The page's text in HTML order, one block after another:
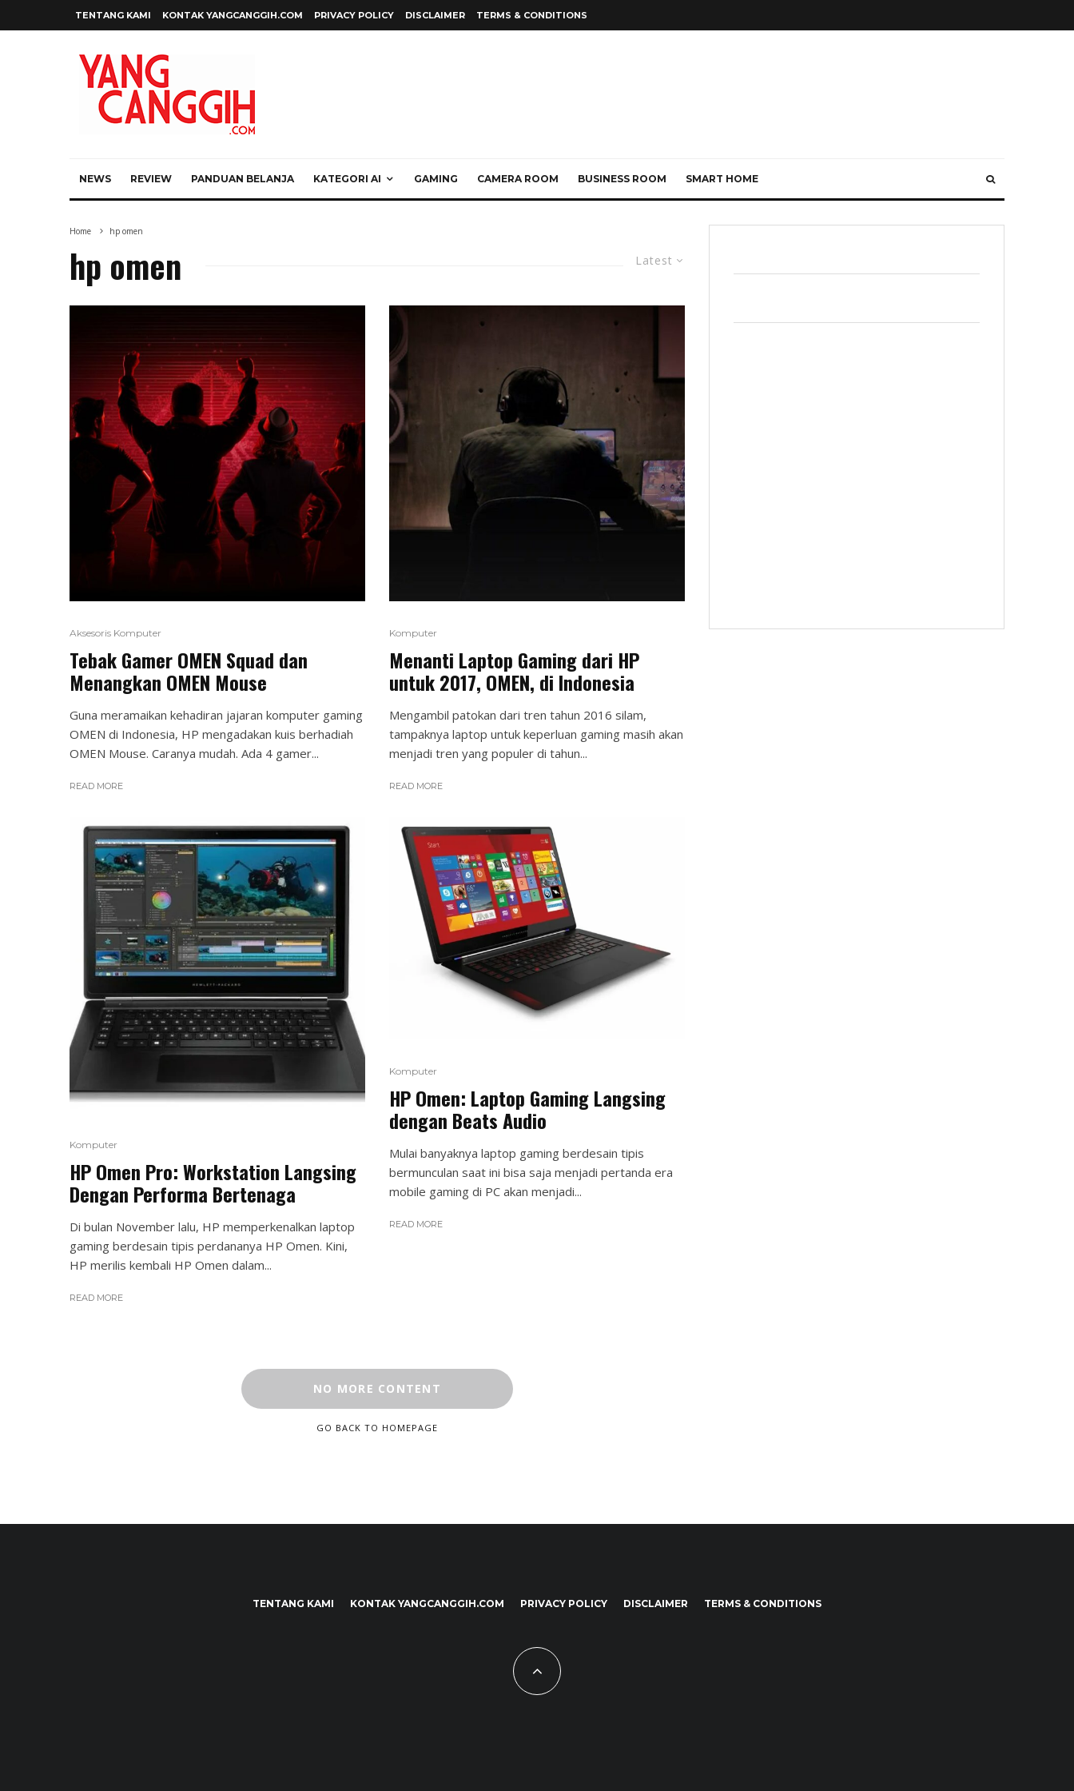
TENTANG KAMI KONTAK YANGCANGGIH.COM PRIVACY POLICY DISCLAIMER TERMS & CONDITIONS
NEWS REVIEW PANDUAN BELANJA KATEGORI AI GAMING CAMERA ROOM BUSINESS ROOM SMART HOME
Home hp omen
Latest
hp omen
Aksesoris Komputer
Tebak Gamer OMEN Squad dan
Menangkan OMEN Mouse
Guna meramaikan kehadiran jajaran komputer gaming
OMEN di Indonesia, HP mengadakan kuis berhadiah
OMEN Mouse. Caranya mudah. Ada 4 gamer...
READ MORE
Komputer
HP Omen Pro: Workstation Langsing
Dengan Performa Bertenaga
Di bulan November lalu, HP memperkenalkan laptop
gaming berdesain tipis perdananya HP Omen. Kini,
HP merilis kembali HP Omen dalam...
READ MORE
Komputer
Menanti Laptop Gaming dari HP
untuk 2017, OMEN, di Indonesia
Mengambil patokan dari tren tahun 2016 silam,
tampaknya laptop untuk keperluan gaming masih akan
menjadi tren yang populer di tahun...
READ MORE
Komputer
HP Omen: Laptop Gaming Langsing
dengan Beats Audio
Mulai banyaknya laptop gaming berdesain tipis
bermunculan saat ini bisa saja menjadi pertanda era
mobile gaming di PC akan menjadi...
READ MORE
NO MORE CONTENT
GO BACK TO HOMEPAGE
TENTANG KAMI KONTAK YANGCANGGIH.COM PRIVACY POLICY DISCLAIMER TERMS & CONDITIONS